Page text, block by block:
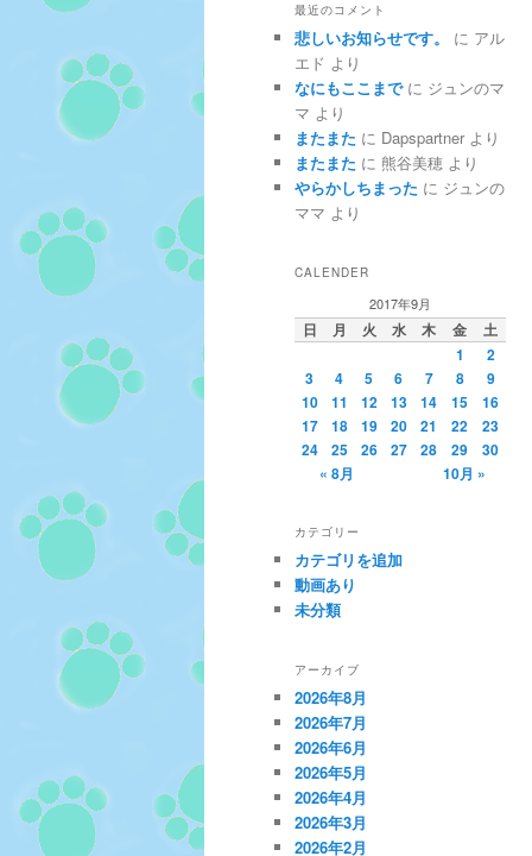
最近のコメント
悲しいお知らせです。 に アル
エド より
なにもここまでに ジュンのマ
マ より
またまた に Dapspartner より
またまた に 熊谷美穂 より
やらかしちまった に ジュンの
ママ より
CALENDER
2017年9月
日 月 火 水 木 金
土
1
2
3
4 5 6 7 8
9
10
11 12 13 14 15
16
17
18 19 20 21 22
23
24
25 26 27 28 29
30
« 8月
10月 »
カテゴリー
カテゴリを追加
動画あり
未分類
アーカイブ
2026年8月
2026年7月
2026年6月
2026年5月
2026年4月
2026年3月
2026年2月